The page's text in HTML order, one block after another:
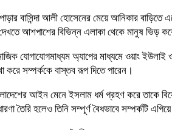
বাসিন্দা আলী হোসেনের মেয়ে আনিকার
আশপাশের বিভিন্ন এলাকা থেকে মানুষ ভিড়
যোগাযোগমাধ্যম অ্যাপের মাধ্যমে ওয়াং
করে সম্পর্ককে বাস্তব রূপ দিতে পারেন।
আইন মেনে ইসলাম ধর্ম গ্রহণ করে তাকে
তৈরি হলেও তিনি সম্পূর্ণ বৈধভাবে সম্পর্কটি